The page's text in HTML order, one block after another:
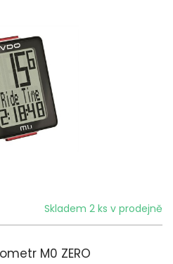
Skladem 2 ks v prodejně
M0 ZERO